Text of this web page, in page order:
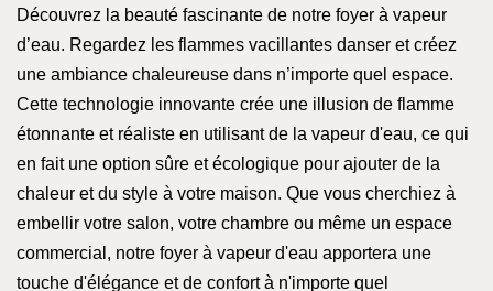
Découvrez la beauté fascinante de notre foyer à vapeur
d’eau. Regardez les flammes vacillantes danser et créez
une ambiance chaleureuse dans n’importe quel espace.
Cette technologie innovante crée une illusion de flamme
étonnante et réaliste en utilisant de la vapeur d'eau, ce qui
en fait une option sûre et écologique pour ajouter de la
chaleur et du style à votre maison. Que vous cherchiez à
embellir votre salon, votre chambre ou même un espace
commercial, notre foyer à vapeur d'eau apportera une
touche d'élégance et de confort à n'importe quel